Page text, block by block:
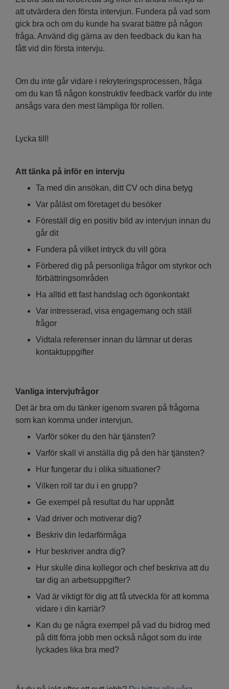
att utvärdera den första intervjun. Fundera på vad som
gick bra och om du kunde ha svarat bättre på någon
fråga. Använd dig gärna av den feedback du kan ha
fått vid din första intervju.
Om du inte går vidare i rekryteringsprocessen, fråga
om du kan få någon konstruktiv feedback varför du inte
ansågs vara den mest lämpliga för rollen.
Lycka till!
Att tänka på inför en intervju
Ta med din ansökan, ditt CV och dina betyg
Var påläst om företaget du besöker
Föreställ dig en positiv bild av intervjun innan du
går dit
Fundera på vilket intryck du vill göra
Förbered dig på personliga frågor om styrkor och
förbättringsområden
Ha alltid ett fast handslag och ögonkontakt
Var intresserad, visa engagemang och ställ
frågor
Vidtala referenser innan du lämnar ut deras
kontaktuppgifter
Vanliga intervjufrågor
Det är bra om du tänker igenom svaren på frågorna
som kan komma under intervjun.
Varför söker du den här tjänsten?
Varför skall vi anställa dig på den här tjänsten?
Hur fungerar du i olika situationer?
Vilken roll tar du i en grupp?
Ge exempel på resultat du har uppnått
Vad driver och motiverar dig?
Beskriv din ledarförmåga
Hur beskriver andra dig?
Hur skulle dina kollegor och chef beskriva att du
tar dig an arbetsuppgifter?
Vad är viktigt för dig att få utveckla för att komma
vidare i din karriär?
Kan du ge några exempel på vad du bidrog med
på ditt förra jobb men också något som du inte
lyckades lika bra med?